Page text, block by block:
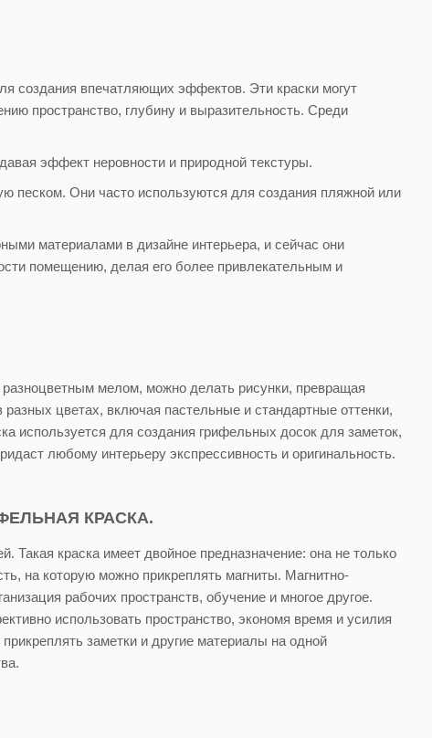
создания впечатляющих эффектов. Эти краски могут
пространство, глубину и выразительность. Среди
эффект неровности и природной текстуры.
песком. Они часто используются для создания пляжной или
материалами в дизайне интерьера, и сейчас они
помещению, делая его более привлекательным и
мелом, можно делать рисунки, превращая
цветах, включая пастельные и стандартные оттенки,
используется для создания грифельных досок для заметок,
любому интерьеру экспрессивность и оригинальность.
КРАСКА.
краска имеет двойное предназначение: она не только
на которую можно прикреплять магниты. Магнитно-
рабочих пространств, обучение и многое другое.
использовать пространство, экономя время и усилия
заметки и другие материалы на одной